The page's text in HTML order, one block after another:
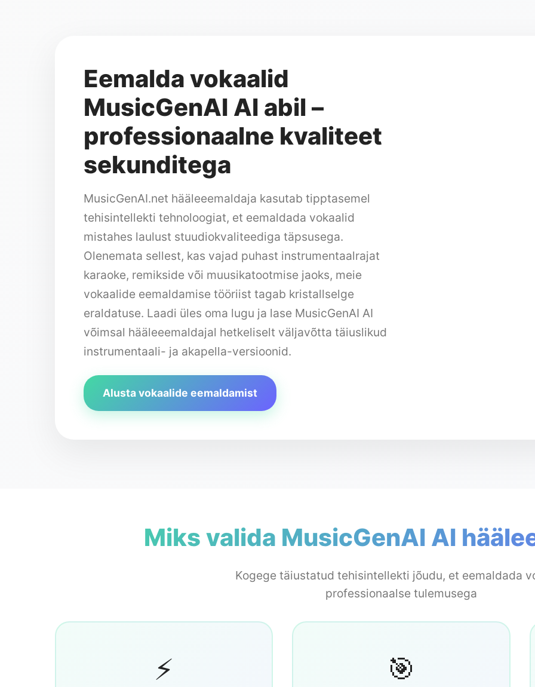
Eemalda vokaalid
MusicGenAI AI abil –
professionaalne kvaliteet
sekunditega
MusicGenAI.net hääleeemaldaja kasutab tipptasemel
tehisintellekti tehnoloogiat, et eemaldada vokaalid
mistahes laulust stuudiokvaliteediga täpsusega.
Olenemata sellest, kas vajad puhast instrumentaalrajat
karaoke, remikside või muusikatootmise jaoks, meie
vokaalide eemaldamise tööriist tagab kristallselge
eraldatuse. Laadi üles oma lugu ja lase MusicGenAI AI
võimsal hääleeemaldajal hetkeliselt väljavõtta täiuslikud
instrumentaali- ja akapella-versioonid.
Alusta vokaalide eemaldamist
Miks valida MusicGenAI AI
Kogege täiustatud tehisintellekti jõudu, et eemaldada
professionaalse tulemusega
⚡ 🎯